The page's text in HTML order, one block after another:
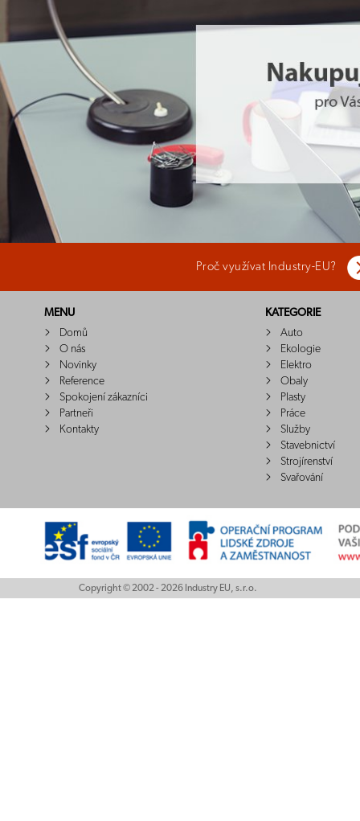
Proč využívat Industry-EU?
MENU
Domů
O nás
Novinky
Reference
Spokojení zákazníci
Partneři
Kontakty
KATEGORIE
Auto
Ekologie
Elektro
Obaly
Plasty
Práce
Služby
Stavebnictví
Strojírenství
Svařování
Copyright © 2002 - 2026 Industry EU, s.r.o.